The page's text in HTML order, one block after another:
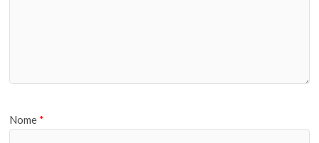
Nome *